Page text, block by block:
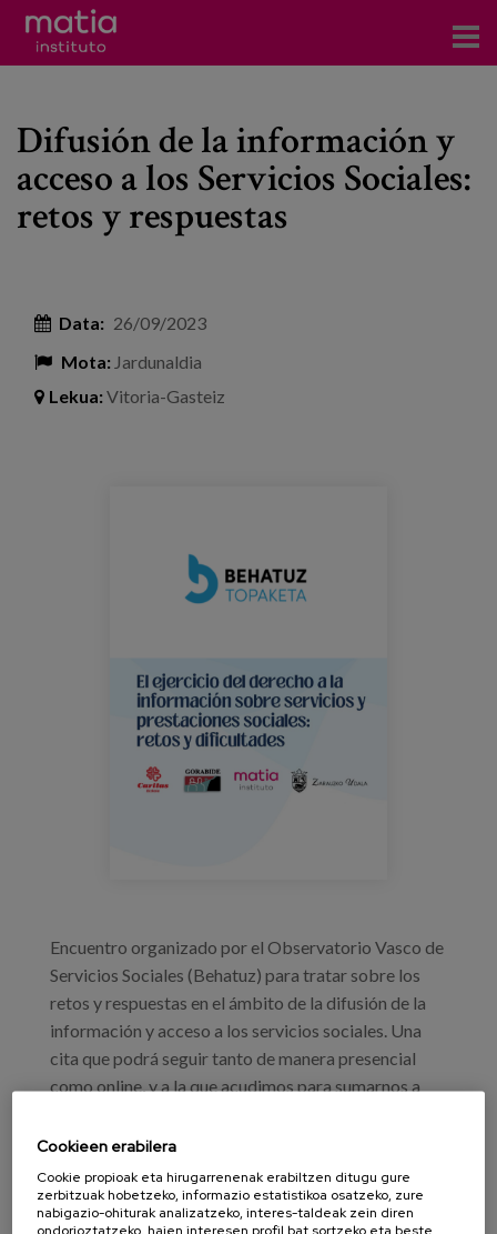
Ikerkuntza
Argitalpenak
Foroetan parte hartzea
Prestakuntza
Difusión de la información y
acceso a los Servicios Sociales:
retos y respuestas
Data: 26/09/2023
Mota: Jardunaldia
Lekua:Vitoria-Gasteiz
Encuentro organizado por el Observatorio Vasco de
Servicios Sociales (Behatuz) para tratar sobre los
retos y respuestas en el ámbito de la difusión de la
información y acceso a los servicios sociales. Una
cita que podrá seguir tanto de manera presencial
como online, y a la que acudimos para sumarnos a
de la Administración Pública y entidades del Tercer
Sector, con el foco puesto en los retos y dificultades
para el ejercicio del derecho a la información sobre
los servicios y prestaciones sociales.
Cookieen erabilera
Cookie propioak eta hirugarrenenak erabiltzen ditugu gure
zerbitzuak hobetzeko, informazio estatistikoa osatzeko, zure
nabigazio-ohiturak analizatzeko, interes-taldeak zein diren
ondorioztatzeko, haien interesen profil bat sortzeko eta beste